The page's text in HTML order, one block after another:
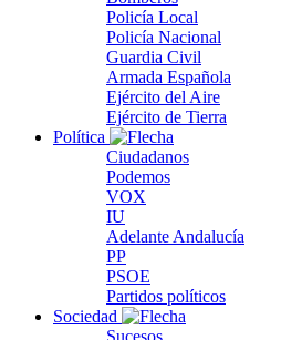
Policía Local
Policía Nacional
Guardia Civil
Armada Española
Ejército del Aire
Ejército de Tierra
Política
Ciudadanos
Podemos
VOX
IU
Adelante Andalucía
PP
PSOE
Partidos políticos
Sociedad